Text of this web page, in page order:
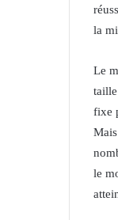
la
Le
fixe
le